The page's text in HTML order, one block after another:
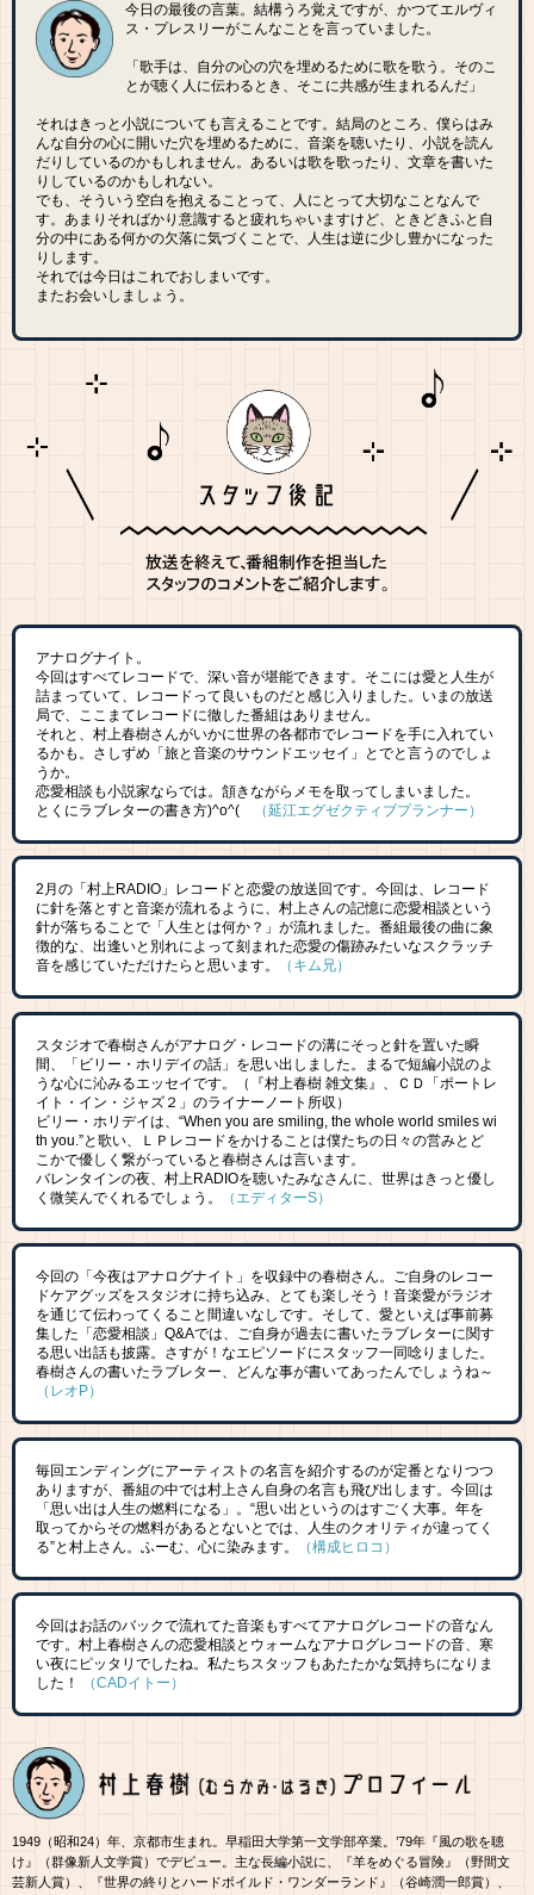
今日の最後の言葉。結構うろ覚えですが、かつてエルヴィ
ス・プレスリーがこんなことを言っていました。
「歌手は、自分の心の穴を埋めるために歌を歌う。そのこ
とが聴く人に伝わるとき、そこに共感が生まれるんだ」
それはきっと小説についても言えることです。結局のところ、僕らはみ
んな自分の心に開いた穴を埋めるために、音楽を聴いたり、小説を読ん
だりしているのかもしれません。あるいは歌を歌ったり、文章を書いた
りしているのかもしれない。
でも、そういう空白を抱えることって、人にとって大切なことなんで
す。あまりそればかり意識すると疲れちゃいますけど、ときどきふと自
分の中にある何かの欠落に気づくことで、人生は逆に少し豊かになった
りします。
それでは今日はこれでおしまいです。
またお会いしましょう。
アナログナイト。
今回はすべてレコードで、深い音が堪能できます。そこには愛と人生が
詰まっていて、レコードって良いものだと感じ入りました。いまの放送
局で、ここまてレコードに徹した番組はありません。
それと、村上春樹さんがいかに世界の各都市でレコードを手に入れてい
るかも。さしずめ「旅と音楽のサウンドエッセイ」とでと言うのでしょ
うか。
恋愛相談も小説家ならでは。頷きながらメモを取ってしまいました。
とくにラブレターの書き方)^o^(
（延江エグゼクティブプランナー）
2月の「村上RADIO」レコードと恋愛の放送回です。今回は、レコード
に針を落とすと音楽が流れるように、村上さんの記憶に恋愛相談という
針が落ちることで「人生とは何か？」が流れました。番組最後の曲に象
徴的な、出逢いと別れによって刻まれた恋愛の傷跡みたいなスクラッチ
音を感じていただけたらと思います。
（キム兄）
スタジオで春樹さんがアナログ・レコードの溝にそっと針を置いた瞬
間、「ビリー・ホリデイの話」を思い出しました。まるで短編小説のよ
うな心に沁みるエッセイです。（『村上春樹 雑文集』、ＣＤ「ポートレ
イト・イン・ジャズ２」のライナーノート所収）
ビリー・ホリデイは、“When you are smiling, the whole world smiles wi
th you.”と歌い、ＬＰレコードをかけることは僕たちの日々の営みとど
こかで優しく繋がっていると春樹さんは言います。
バレンタインの夜、村上RADIOを聴いたみなさんに、世界はきっと優し
く微笑んでくれるでしょう。
（エディターS）
今回の「今夜はアナログナイト」を収録中の春樹さん。ご自身のレコー
ドケアグッズをスタジオに持ち込み、とても楽しそう！音楽愛がラジオ
を通じて伝わってくること間違いなしです。そして、愛といえば事前募
集した「恋愛相談」Q&Aでは、ご自身が過去に書いたラブレターに関す
る思い出話も披露。さすが！なエピソードにスタッフ一同唸りました。
春樹さんの書いたラブレター、どんな事が書いてあったんでしょうね～
（レオP）
毎回エンディングにアーティストの名言を紹介するのが定番となりつつ
ありますが、番組の中では村上さん自身の名言も飛び出します。今回は
「思い出は人生の燃料になる」。“思い出というのはすごく大事。年を
取ってからその燃料があるとないとでは、人生のクオリティが違ってく
る”と村上さん。ふーむ、心に染みます。
（構成ヒロコ）
今回はお話のバックで流れてた音楽もすべてアナログレコードの音なん
です。村上春樹さんの恋愛相談とウォームなアナログレコードの音、寒
い夜にピッタリでしたね。私たちスタッフもあたたかな気持ちになりま
した！
（CADイトー）
1949（昭和24）年、京都市生まれ。早稲田大学第一文学部卒業。’79年『風の歌を聴
け』（群像新人文学賞）でデビュー。主な長編小説に、『羊をめぐる冒険』（野間文
芸新人賞）、『世界の終りとハードボイルド・ワンダーランド』（谷崎潤一郎賞）、